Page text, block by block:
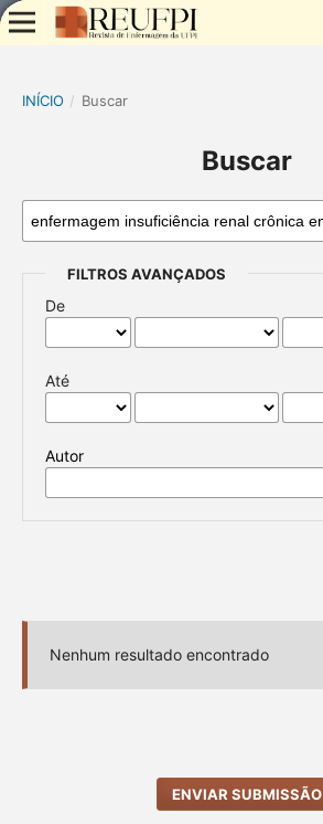
INÍCIO / Buscar
Buscar
FILTROS AVANÇADOS
De
Até
Autor
Nenhum resultado encontrado
ENVIAR SUBMISSÃO